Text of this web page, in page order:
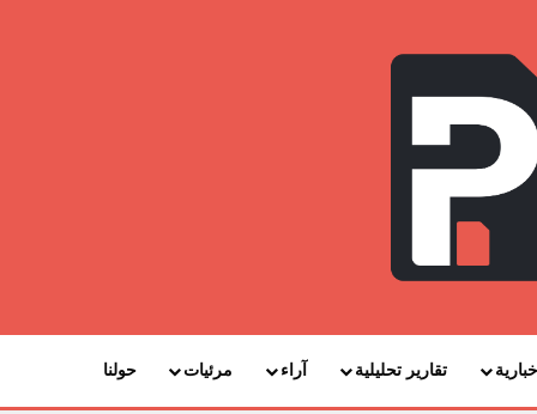
تقارير تحليلية آراء مرئيات حولنا